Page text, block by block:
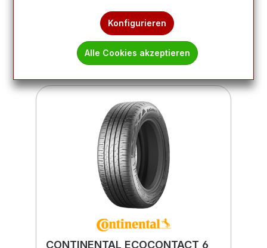
2
CONTINENTAL ECOCONTACT 6
Konfigurieren
Alle Cookies akzeptieren